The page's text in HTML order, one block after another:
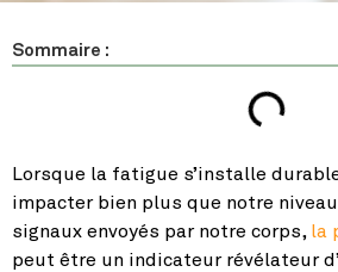
Sommaire :
Lorsque la fatigue s’installe
impacter bien plus que notre
signaux envoyés par notre corps, la
peut être un indicateur révélateur